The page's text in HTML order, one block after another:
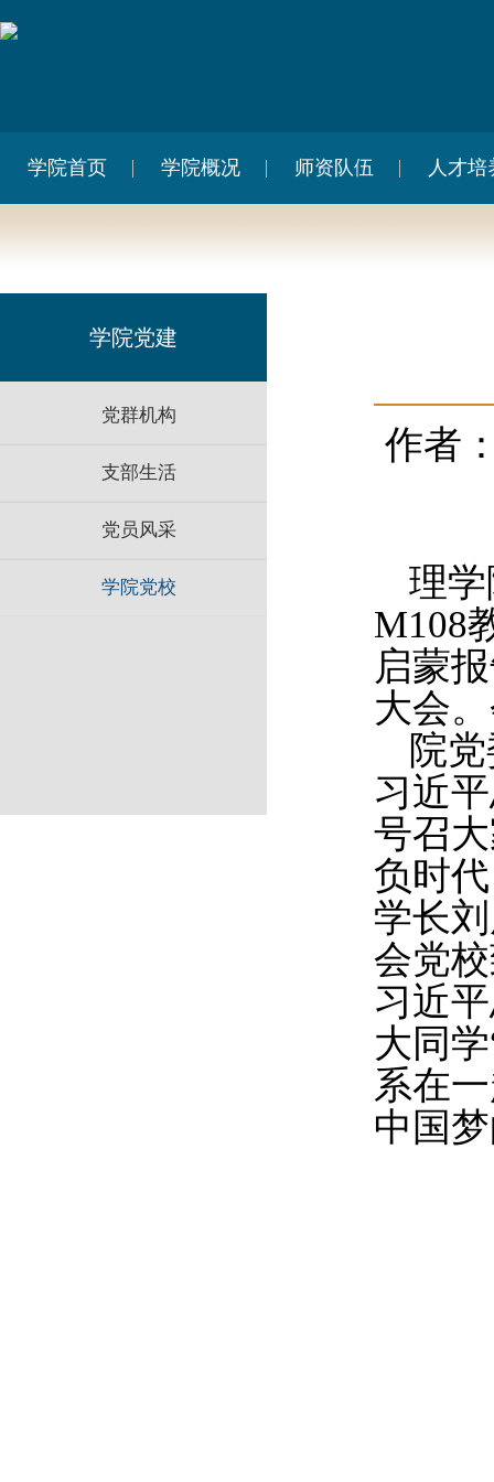
学院首页 学院概况 师资队伍 人才培
学院党建
党群机构
支部生活
党员风采
学院党校
作者
理
M108
启蒙
大会
院
习近
号召
负时
学长
会党
习近
大同
系在
中国